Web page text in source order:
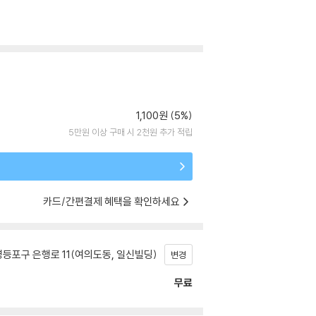
1,100원 (5%)
5만원 이상 구매 시 2천원 추가 적립
카드/간편결제 혜택을 확인하세요
포구 은행로 11(여의도동, 일신빌딩) 변경
무료